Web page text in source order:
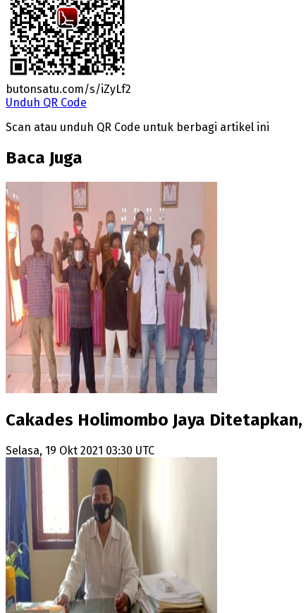
butonsatu.com/s/iZyLf2
Unduh QR Code
Scan atau unduh QR Code untuk berbagi artikel ini
Baca Juga
Cakades Holimombo Jaya
Selasa, 19 Okt 2021 03:30 UTC